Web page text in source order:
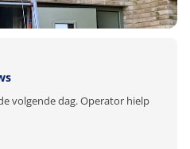
volgende dag. Operator hielp